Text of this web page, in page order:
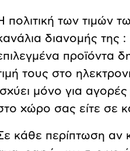
πολιτική των τιμών
διανομής της
προϊόντα
τους στο
μόνο για
χώρο σας είτε σε
κάθε περίπτωση αν